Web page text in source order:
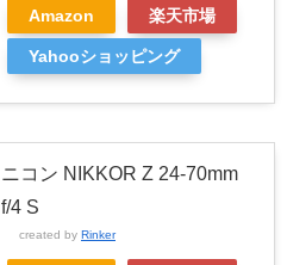
Amazon 楽天市場
Yahooショッピング
ニコン NIKKOR Z 24-70mm
f/4 S
created by Rinker